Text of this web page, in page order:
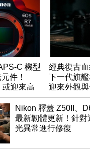
C 機型
件！
或迎來高
經典復古
下一代旗
迎來外觀
優化
Nikon 釋蓋 Z50II、
最新韌體更新！針對
光異常進行修復